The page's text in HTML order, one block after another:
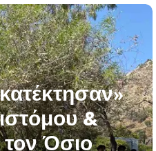
&
Όσιο